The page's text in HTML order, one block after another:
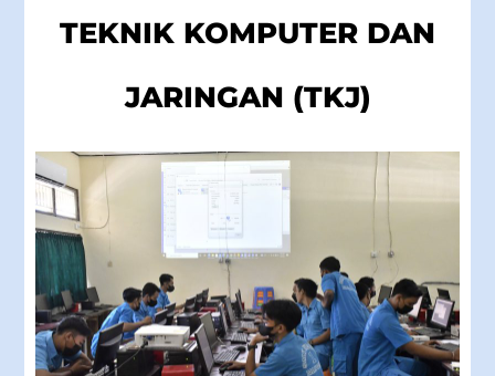
TEKNIK KOMPUTER DAN
JARINGAN (TKJ)